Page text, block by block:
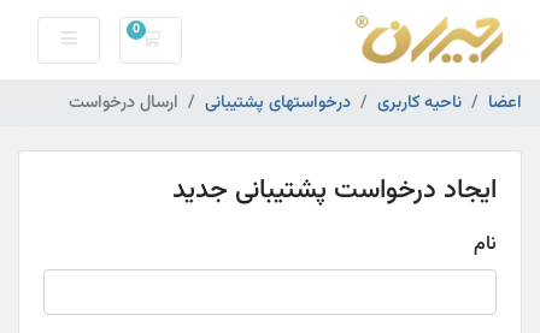
0
کارت خرید
اعضا ناحیه کاربری درخواستهای پشتیبانی ارسال درخواست
ایجاد درخواست پشتیبانی جدید
نام